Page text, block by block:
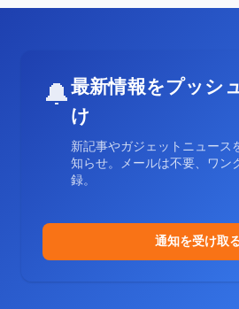
🔔最新情報をプッシ
け
新記事やガジェットニュース
知らせ。メールは不要、ワン
録。
通知を受け取